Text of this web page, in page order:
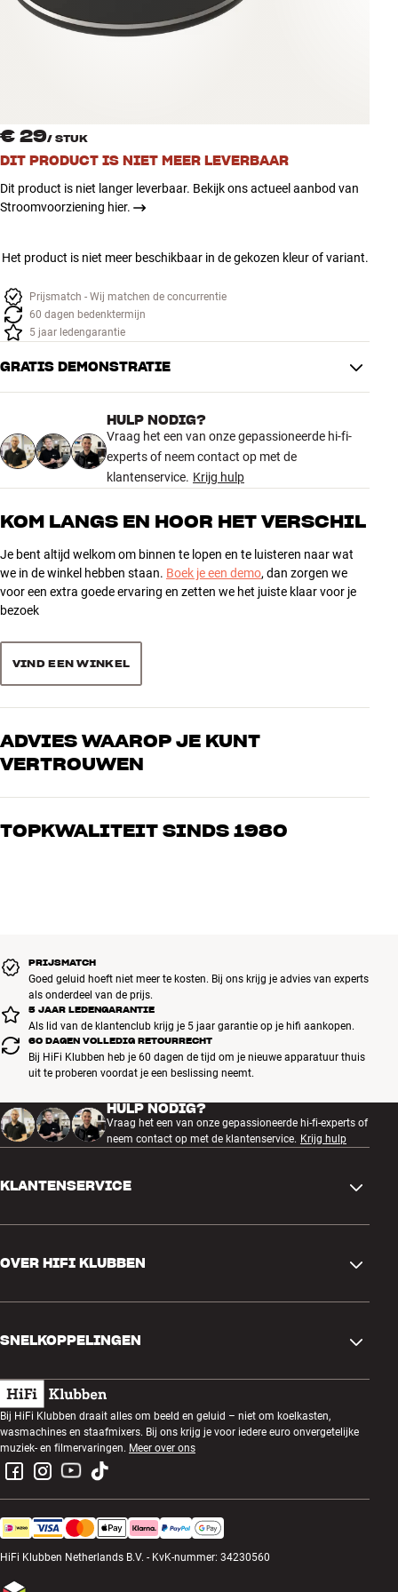
Accessoires
AANBIEDINGEN
Klantenservice
Klantenservice
Bouw met geluid
€ 29/ STUK
DIT PRODUCT IS NIET MEER LEVERBAAR
Dit product is niet langer leverbaar. Bekijk ons actueel aanbod van
Stroomvoorziening hier.
Het product is niet meer beschikbaar in de gekozen kleur of variant.
Prijsmatch - Wij matchen de concurrentie
60 dagen bedenktermijn
5 jaar ledengarantie
GRATIS DEMONSTRATIE
HULP NODIG?
Vraag het een van onze gepassioneerde hi-fi-
experts of neem contact op met de
klantenservice. Krijg hulp
KOM LANGS EN HOOR HET VERSCHIL
Je bent altijd welkom om binnen te lopen en te luisteren naar wat
we in de winkel hebben staan. Boek je een demo, dan zorgen we
voor een extra goede ervaring en zetten we het juiste klaar voor je
bezoek
VIND EEN WINKEL
ADVIES WAAROP JE KUNT
VERTROUWEN
Onze medewerkers zijn echte liefhebbers die de producten door en
muziek als home cinema. Vertel ons wat je zoekt, dan vinden we
TOPKWALITEIT SINDS 1980
PRIJSMATCH
Goed geluid hoeft niet meer te kosten. Bij ons krijg je advies van experts
als onderdeel van de prijs.
5 JAAR LEDENGARANTIE
Als lid van de klantenclub krijg je 5 jaar garantie op je hifi aankopen.
60 DAGEN VOLLEDIG RETOURRECHT
Bij HiFi Klubben heb je 60 dagen de tijd om je nieuwe apparatuur thuis
uit te proberen voordat je een beslissing neemt.
HULP NODIG?
Vraag het een van onze gepassioneerde hi-fi-experts of
neem contact op met de klantenservice. Krijg hulp
KLANTENSERVICE
Ruilen en retourneren
Bestelling herroepen
Algemene voorwaarden
Privacybeleid
OVER HIFI KLUBBEN
Klantenclub
Luisteravond
Prijsvragen
Werken bij HiFi Klubben
SNELKOPPELINGEN
Cadeaubonnen
Bouwen met geluid
Montage en installatie
Apparaten recyclen
Productreviews
Bij HiFi Klubben draait alles om beeld en geluid – niet om koelkasten,
wasmachines en staafmixers. Bij ons krijg je voor iedere euro onvergetelijke
muziek- en filmervaringen. Meer over ons
HiFi Klubben Netherlands B.V. - KvK-nummer: 34230560